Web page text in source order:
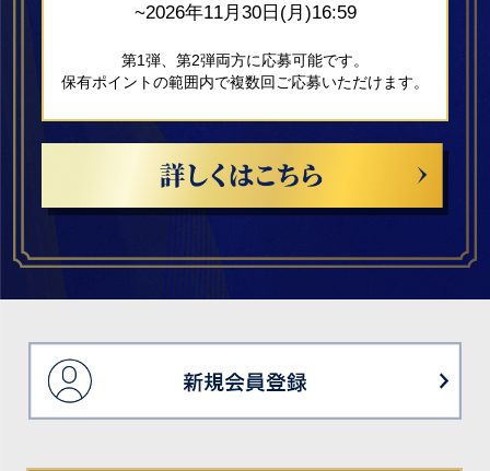
~2026年11月30日(月)16:59
第1弾、第2弾両方に応募可能です。
保有ポイントの範囲内で複数回ご応募いただけます。